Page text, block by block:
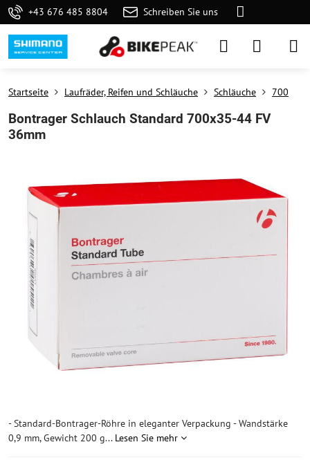
+43 676 485 8804 Schreiben Sie uns
Startseite Laufräder, Reifen und Schläuche Schläuche 700
Bontrager Schlauch Standard 700x35-44 FV
36mm
- Standard-Bontrager-Röhre in eleganter Verpackung - Wandstärke
0,9 mm, Gewicht 200 g... Lesen Sie mehr